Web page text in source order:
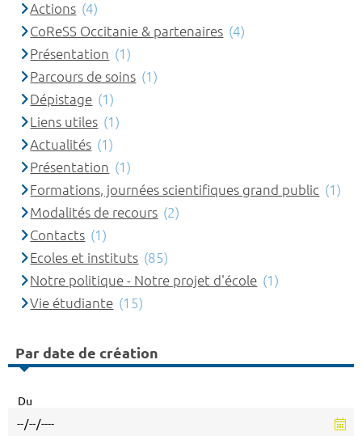
Actions (4)
CoReSS Occitanie & partenaires (4)
Présentation (1)
Parcours de soins (1)
Dépistage (1)
Liens utiles (1)
Actualités (1)
Présentation (1)
Formations, journées scientifiques grand public (1)
Modalités de recours (2)
Contacts (1)
Ecoles et instituts (85)
Notre politique - Notre projet d'école (1)
Vie étudiante (15)
Par date de création
Du